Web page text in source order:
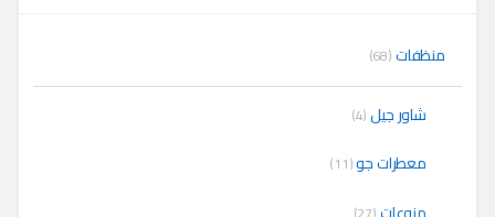
منظفات(68)
شاور جيل(4)
معطرات جو(11)